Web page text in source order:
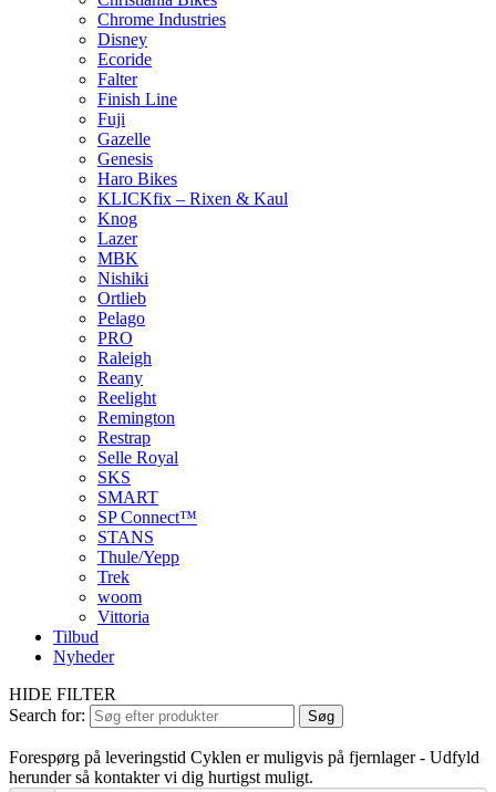
Chrome Industries
Disney
Ecoride
Falter
Finish Line
Fuji
Gazelle
Genesis
Haro Bikes
KLICKfix – Rixen & Kaul
Knog
Lazer
MBK
Nishiki
Ortlieb
Pelago
PRO
Raleigh
Reany
Reelight
Remington
Restrap
Selle Royal
SKS
SMART
SP Connect™
STANS
Thule/Yepp
Trek
woom
Vittoria
Tilbud
Nyheder
HIDE FILTER
Search for:
Søg
Forespørg på leveringstid Cyklen er muligvis på fjernlager - Udfyld
herunder så kontakter vi dig hurtigst muligt.